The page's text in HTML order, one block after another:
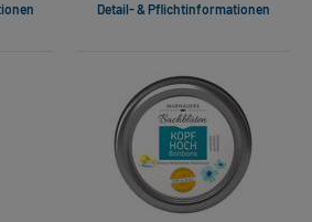
Detail- & Pflichtinformationen